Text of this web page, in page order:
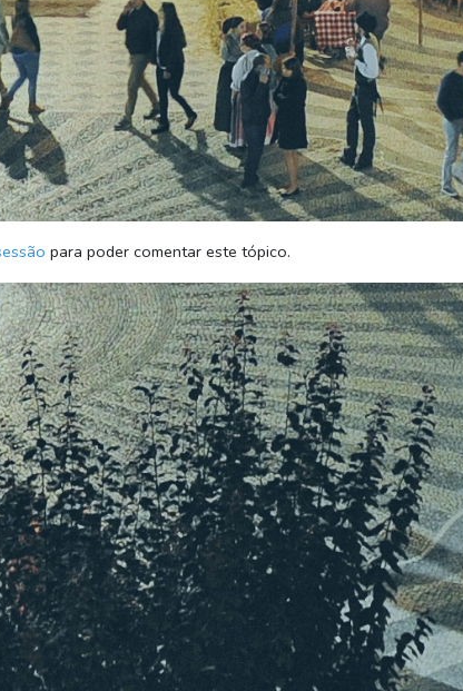
para poder comentar este tópico.